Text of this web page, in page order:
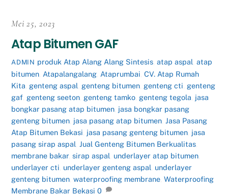
Mei 25, 2023
Atap Bitumen GAF
ADMIN produk Atap Alang Alang Sintesis, atap aspal, atap
bitumen ,Atapalangalang ,Ataprumbai ,CV. Atap Rumah
Kita genteng aspal genteng bitumen genteng cti genteng
gaf genteng seeton genteng tamko genteng tegola jasa
bongkar pasang atap bitumen jasa bongkar pasang
genteng bitumen jasa pasang atap bitumen ,Jasa Pasang
Atap Bitumen Bekasi jasa pasang genteng bitumen jasa
pasang sirap aspal ,Jual Genteng Bitumen Berkualitas
membrane bakar,sirap aspal underlayer atap bitumen
underlayer cti underlayer genteng aspal underlayer
genteng bitumen ,waterproofing membrane ,Waterproofing
Membrane Bakar Bekasi 0